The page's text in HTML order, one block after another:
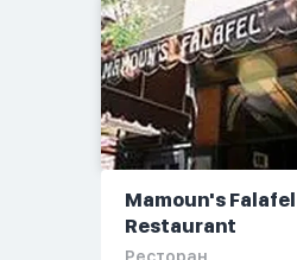
Mamoun's Falafel
Restaurant
Ресторан